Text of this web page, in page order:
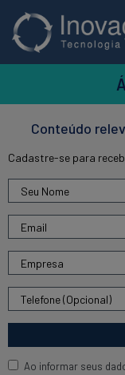
Conteúdo
Cadastre-se para
Ao informar seus